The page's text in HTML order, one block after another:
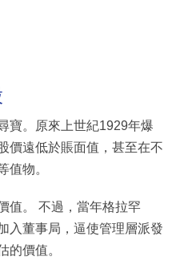
寶。原來上世紀1929年爆
價遠低於賬面值，甚至在不
值物。
值。 不過，當年格拉罕
入董事局，逼使管理層派發
的價值。